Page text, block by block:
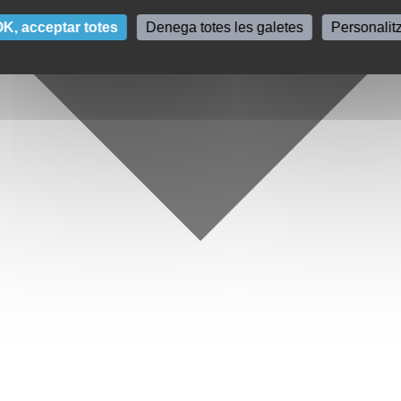
acceptar totes Denega totes les galetes